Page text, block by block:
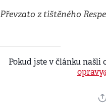
Převzato z tištěného
Pokud jste v článku našli